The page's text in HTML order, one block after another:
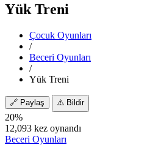
Yük Treni
Çocuk Oyunları
/
Beceri Oyunları
/
Yük Treni
🔗 Paylaş ⚠️ Bildir
20%
12,093 kez oynandı
Beceri Oyunları